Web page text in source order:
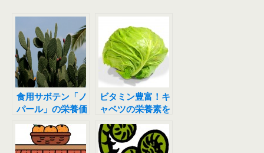
食用サボテン「ノ
パール」の栄養価
が凄い！調理法も
様々な新食材の魅
力とは。
ビタミン豊富！キ
ャベツの栄養素を
逃がさないベスト
な調理法とは？